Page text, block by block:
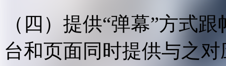
（四）提供“弹幕”方式
台和页面同时提供与之